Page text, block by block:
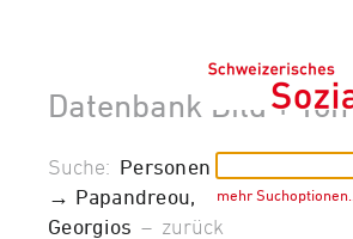
Datenbank Bild + Ton
mehr Suchoptionen…
Suche: Personen
→ Papandreou,
Georgios – zurück